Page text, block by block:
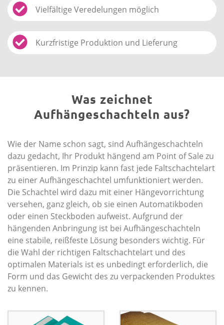
Vielfältige Veredelungen möglich
Kurzfristige Produktion und Lieferung
Was zeichnet
Aufhängeschachteln aus?
Wie der Name schon sagt, sind Aufhängeschachteln
dazu gedacht, Ihr Produkt hängend am Point of Sale zu
präsentieren. Im Prinzip kann fast jede Falt­schachtelart
zu einer Aufhängeschachtel umfunktioniert werden.
Die Schachtel wird dazu mit einer Hängevorrichtung
versehen, ganz gleich, ob sie einen Automatikboden
oder einen Steckboden aufweist. Aufgrund der
hängenden Anbringung ist bei Aufhängeschachteln
eine stabile, reißfeste Lösung besonders wichtig. Für
die Wahl der richtigen Faltschachtelart und des
optimalen Materials ist es unbedingt erforderlich, die
Form und das Gewicht des zu verpackenden Produktes
zu kennen.